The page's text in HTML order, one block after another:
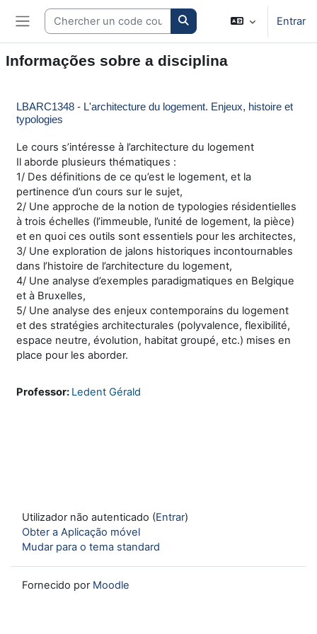
Ir para o conteúdo principal
Painel lateral
Search courses Entrar
Informações sobre a disciplina
LBARC1348 - L'architecture du logement. Enjeux, histoire et
typologies
Le cours s’intéresse à l’architecture du logement
Il aborde plusieurs thématiques :
1/ Des définitions de ce qu’est le logement, et la
pertinence d’un cours sur le sujet,
2/ Une approche de la notion de typologies résidentielles
à trois échelles (l’immeuble, l’unité de logement, la pièce)
et en quoi ces outils sont essentiels pour les architectes,
3/ Une exploration de jalons historiques incontournables
dans l’histoire de l’architecture du logement,
4/ Une analyse d’exemples paradigmatiques en Belgique
et à Bruxelles,
5/ Une analyse des enjeux contemporains du logement
et des stratégies architecturales (polyvalence, flexibilité,
espace neutre, évolution, habitat groupé, etc.) mises en
place pour les aborder.
Professor: Ledent Gérald
Utilizador não autenticado (Entrar)
Obter a Aplicação móvel
Mudar para o tema standard
Fornecido por Moodle